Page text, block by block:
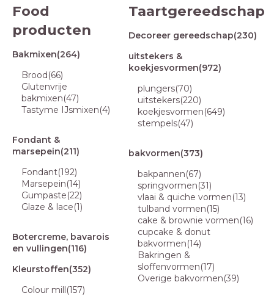
Food
producten
Bakmixen(264)
Brood(66)
Glutenvrije
bakmixen(47)
Tastyme IJsmixen(4)
Fondant &
marsepein(211)
Fondant(192)
Marsepein(14)
Gumpaste(22)
Glaze & lace(1)
Botercreme, bavarois
en vullingen(116)
Kleurstoffen(352)
Colour mill(157)
Taartgereedschap
Decoreer gereedschap(230)
uitstekers &
koekjesvormen(972)
plungers(70)
uitstekers(220)
koekjesvormen(649)
stempels(47)
bakvormen(373)
bakpannen(67)
springvormen(31)
vlaai & quiche vormen(13)
tulband vormen(15)
cake & brownie vormen(16)
cupcake & donut
bakvormen(14)
Bakringen &
sloffenvormen(17)
Overige bakvormen(39)